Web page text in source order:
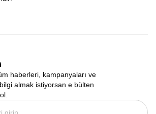
haberleri, kampanyaları ve
almak istiyorsan e bülten